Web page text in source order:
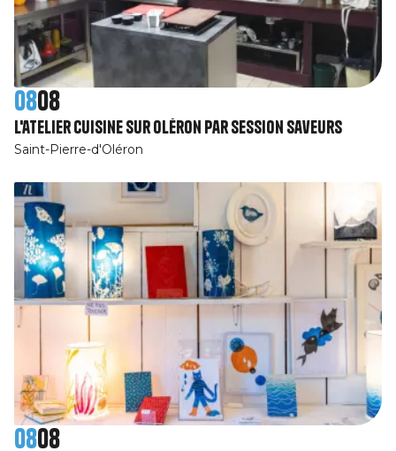
0808
L'atelier cuisine sur Oléron par Session SaveurS
Saint-Pierre-d'Oléron
0808